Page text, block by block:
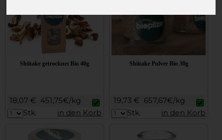
Shiitake getrocknet Bio 40g
18,07 € 451,75€/kg
Stk.
in den Korb
Shiitake Pulver Bio 30g
19,73 € 657,67€/kg
Stk.
in den Korb